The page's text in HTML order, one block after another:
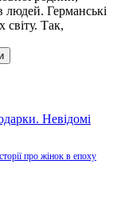
людей. Германські
Так,
про жінок в епоху